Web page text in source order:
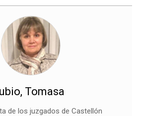
Tomasa
de los juzgados de Castellón